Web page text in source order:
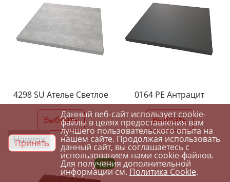
4298 SU Ателье Светлое
Выбрать
0164 PE Антрацит
Выбрать
+10%
Наверх
Принять
Данный веб-сайт использует cookie-
файлы в целях предоставления вам
лучшего пользовательского опыта на
нашем сайте. Продолжая использовать
данный сайт, вы соглашаетесь с
использованием нами cookie-файлов.
Для получения дополнительной
информации см.Политика Cookie.